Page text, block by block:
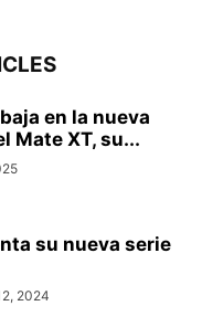
en la nueva
Mate XT, su...
su nueva serie
2024